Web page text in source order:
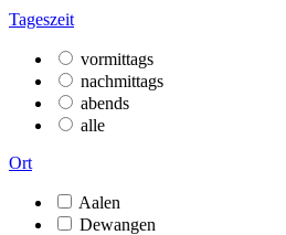
Tageszeit
vormittags
nachmittags
abends
alle
Ort
Aalen
Dewangen